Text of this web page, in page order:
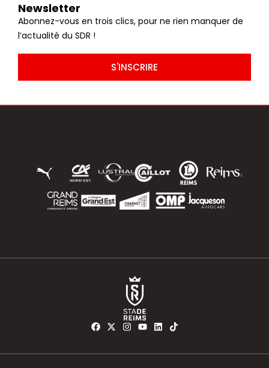
Newsletter
Abonnez-vous en trois clics, pour ne rien manquer de
l’actualité du SDR !
S'INSCRIRE